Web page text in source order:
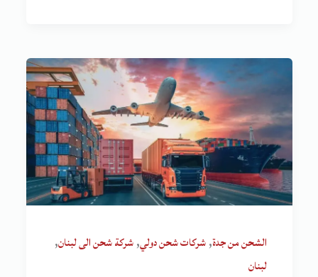
الشحن من جدة,شركات شحن دولي,شركة شحن الى لبنان,
لبنان